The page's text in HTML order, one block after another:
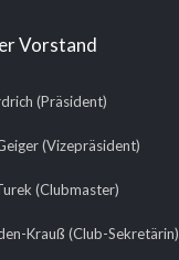
Vorstand
(Präsident)
(Vizepräsident)
(Clubmaster)
Krauß (Club-Sekretärin)